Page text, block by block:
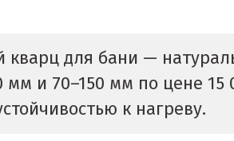
кварц для бани —
и 70–150 мм по цене 15
к нагреву.